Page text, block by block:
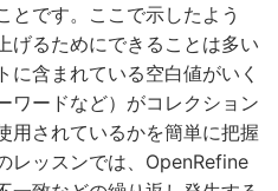
とです。ここで示したよう
げるためにできることは多い
含まれている空白値がいく
ワードなど）がコレクション
用されているかを簡単に把握
レッスンでは、OpenRefine